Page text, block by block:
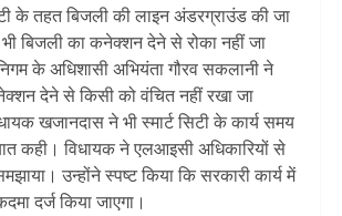
के तहत बिजली की लाइन अंडरग्राउंड की जा
बिजली का कनेक्शन देने से रोका नहीं जा
के अधिशासी अभियंता गौरव सकलानी ने
देने से किसी को वंचित नहीं रखा जा
खजानदास ने भी स्मार्ट सिटी के कार्य समय
कही। विधायक ने एलआइसी अधिकारियों से
उन्होंने स्पष्ट किया कि सरकारी कार्य में
दर्ज किया जाएगा।